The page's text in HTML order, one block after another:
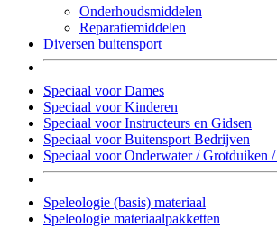
Onderhoudsmiddelen
Reparatiemiddelen
Diversen buitensport
Speciaal voor Dames
Speciaal voor Kinderen
Speciaal voor Instructeurs en Gidsen
Speciaal voor Buitensport Bedrijven
Speciaal voor Onderwater / Grotduiken
Speleologie (basis) materiaal
Speleologie materiaalpakketten